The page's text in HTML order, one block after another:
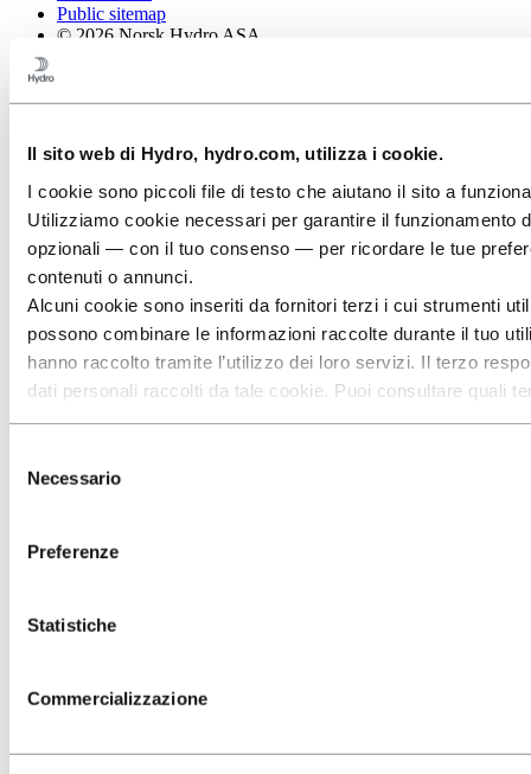
Il sito web di Hydro, hydro.com, utilizza i cookie.
I cookie sono piccoli file di testo che aiutano il sito a
Utilizziamo cookie necessari per garantire il
opzionali — con il tuo consenso — per ricordare le tue
contenuti o annunci.
Alcuni cookie sono inseriti da fornitori terzi i cui strumenti
possono combinare le informazioni raccolte durante il tuo
hanno raccolto tramite l’utilizzo dei loro servizi. Il terzo
dati personali raccolti da tale cookie. Puoi consultare quali
delNecessario
Preferenze
Statistiche
Commercializzazione
Public sitemap
© 2026 Norsk Hydro ASA